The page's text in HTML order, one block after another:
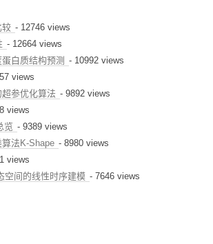
较 - 12746 views
- 12664 views
白质结构预测 - 10992 views
views
参优化算法 - 9892 views
views
览 - 9389 views
法K-Shape - 8980 views
views
空间的线性时序建模 - 7646 views